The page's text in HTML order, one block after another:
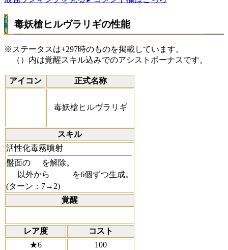
毒妖槍ヒルヴラリギの性能
※ステータスは+297時のものを掲載しています。
（）内は覚醒スキル込みでのアシストボーナスです。
アイコン 正式名称
毒妖槍ヒルヴラリギ
スキル
活性化毒霧噴射
盤面の
を解除。
以外から
を6個ずつ生成。
(ターン：7→2)
覚醒
レア度
コスト
★6
100